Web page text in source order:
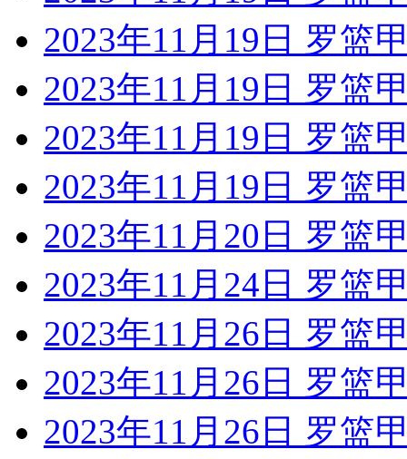
2023年11月19日 罗篮
2023年11月19日 罗篮
2023年11月19日 罗篮
2023年11月19日 罗篮
2023年11月20日 罗篮
2023年11月24日 罗篮
2023年11月26日 罗篮
2023年11月26日 罗篮
2023年11月26日 罗篮